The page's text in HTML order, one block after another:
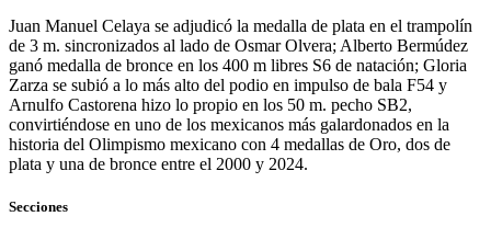
Juan Manuel Celaya se adjudicó la medalla de plata en el trampolín
de 3 m. sincronizados al lado de Osmar Olvera; Alberto Bermúdez
ganó medalla de bronce en los 400 m libres S6 de natación; Gloria
Zarza se subió a lo más alto del podio en impulso de bala F54 y
Arnulfo Castorena hizo lo propio en los 50 m. pecho SB2,
convirtiéndose en uno de los mexicanos más galardonados en la
historia del Olimpismo mexicano con 4 medallas de Oro, dos de
plata y una de bronce entre el 2000 y 2024.
Secciones